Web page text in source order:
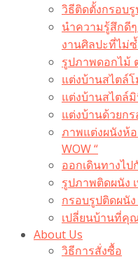
วิธีติดตั้งกรอบ
นำความรู้สึกดี
งานศิลปะที่ไม่
รูปภาพดอกไม้
แต่งบ้านสไตล์โ
แต่งบ้านสไตล์
แต่งบ้านด้วยก
ภาพแต่งผนังห้
WOW “
ออกเดินทางไป
รูปภาพติดผนัง
กรอบรูปติดผนั
เปลี่ยนบ้านที่คุ
About Us
วิธีการสั่งซื้อ